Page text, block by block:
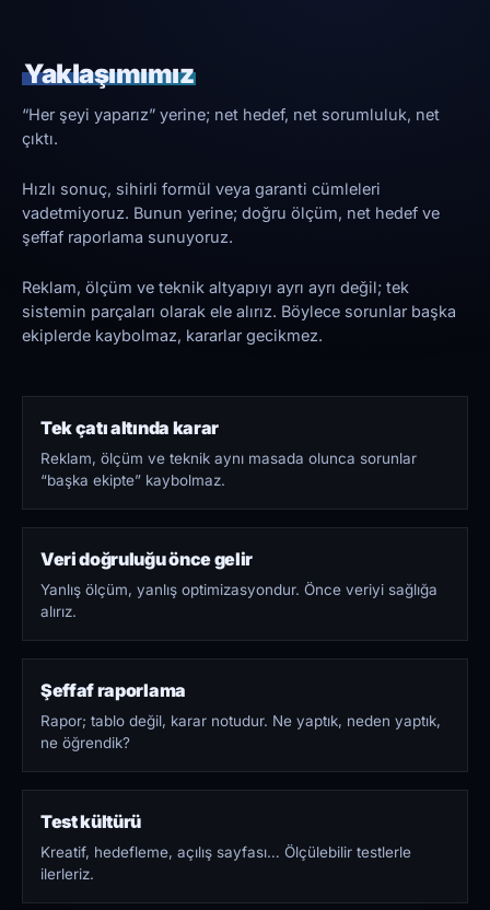
Yaklaşımımız
“Her şeyi yaparız” yerine; net hedef, net sorumluluk, net
çıktı.
Hızlı sonuç, sihirli formül veya garanti cümleleri
vadetmiyoruz. Bunun yerine; doğru ölçüm, net hedef ve
şeffaf raporlama sunuyoruz.
Reklam, ölçüm ve teknik altyapıyı ayrı ayrı değil; tek
sistemin parçaları olarak ele alırız. Böylece sorunlar başka
ekiplerde kaybolmaz, kararlar gecikmez.
Tek çatı altında karar
Reklam, ölçüm ve teknik aynı masada olunca sorunlar
“başka ekipte” kaybolmaz.
Veri doğruluğu önce gelir
Yanlış ölçüm, yanlış optimizasyondur. Önce veriyi sağlığa
alırız.
Şeffaf raporlama
Rapor; tablo değil, karar notudur. Ne yaptık, neden yaptık,
ne öğrendik?
Test kültürü
Kreatif, hedefleme, açılış sayfası… Ölçülebilir testlerle
ilerleriz.